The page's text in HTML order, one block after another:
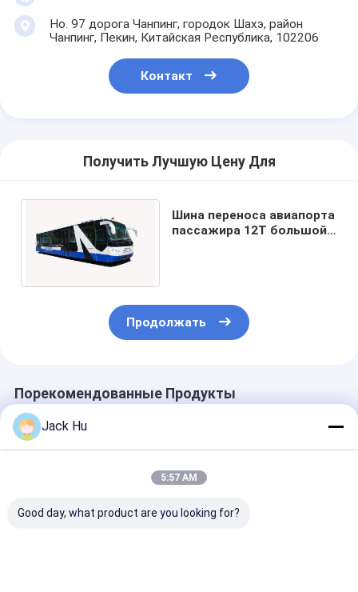
Но. 97 дорога Чанпинг, городок Шахэ, район
Чанпинг, Пекин, Китайская Республика, 102206
Контакт
Получить Лучшую Цену Для
Шина переноса авиапорта
пассажира 12T большой
Продолжать
Порекомендованные Продукты
Jack Hu
5:57 AM
Good day, what product are you looking for?